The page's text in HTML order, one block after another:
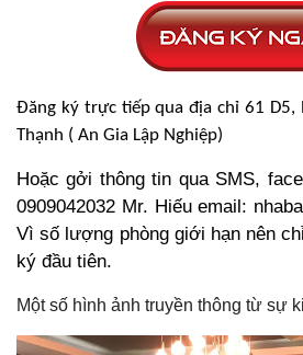
Đăng ký trực tiếp qua địa chỉ 61 D5,
Thạnh ( An Gia Lập Nghiệp)
Hoặc gởi thông tin qua SMS,
0909042032 Mr. Hiếu email:
Vì số lượng phòng giới hạn nên
ký đầu tiên.
Một số hình ảnh truyền thông từ sự